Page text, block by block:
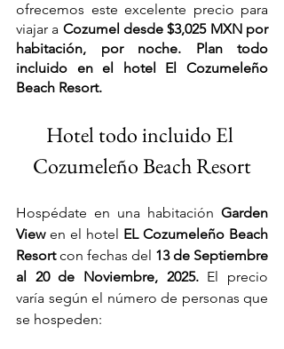
ofrecemos este excelente precio para
viajar a Cozumel desde $3,025 MXN por
habitación, por noche. Plan todo
incluido en el hotel El Cozumeleño
Beach Resort.
Hotel todo incluido El
Cozumeleño Beach Resort
Hospédate en una habitación Garden
View en el hotel EL Cozumeleño Beach
Resort con fechas del 13 de Septiembre
al 20 de Noviembre, 2025. El precio
varía según el número de personas que
se hospeden: